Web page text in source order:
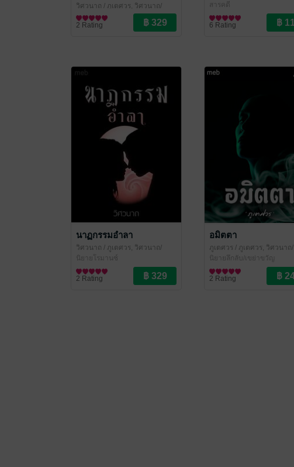
วิศวนาถ / ภูเตศวร, วิศวนาถ/
สำนักพิมพ์หริหรา
สารคดี
2 Rating
สำนักพิมพ์หริหรา
สารคดี
6 Rating
นาฏกรรมอำลา
วิศวนาถ / ภูเตศวร, วิศวนาถ/
สำนักพิมพ์หริหรา
นิยายโรมานซ์
2 Rating
อมิตตา
ภูเตศวร / ภูเตศวร, วิศวนาถ/
สำนักพิมพ์หริหรา
นิยายลึกลับ/เขย่าขวัญ
2 Rating